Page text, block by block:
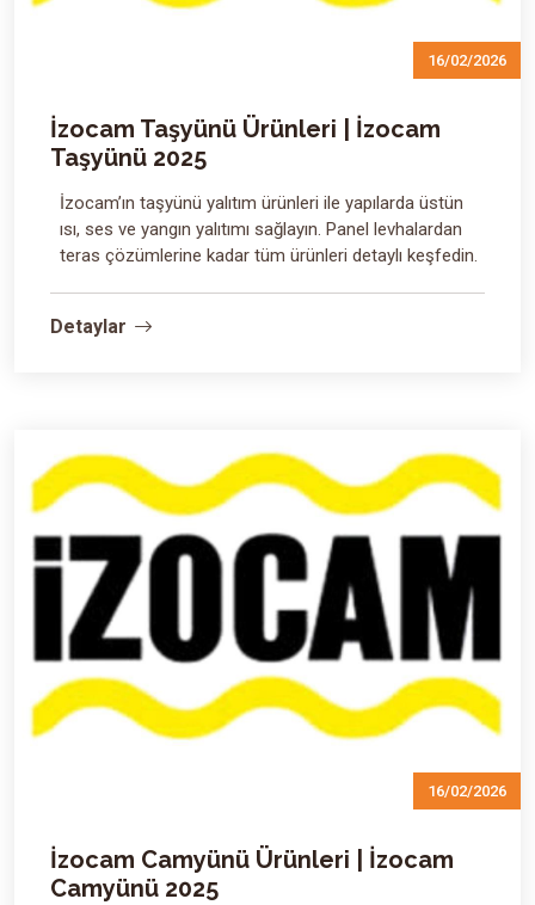
16/02/2026
İzocam Taşyünü Ürünleri | İzocam
Taşyünü 2025
İzocam’ın taşyünü yalıtım ürünleri ile yapılarda üstün
ısı, ses ve yangın yalıtımı sağlayın. Panel levhalardan
teras çözümlerine kadar tüm ürünleri detaylı keşfedin.
Detaylar
16/02/2026
İzocam Camyünü Ürünleri | İzocam
Camyünü 2025